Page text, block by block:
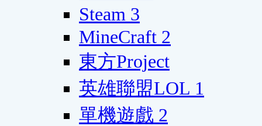
Steam 3
MineCraft 2
東方Project
英雄聯盟LOL 1
單機遊戲 2